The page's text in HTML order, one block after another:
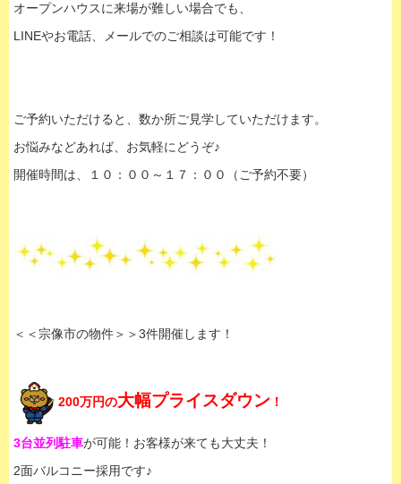
オープンハウスに来場が難しい場合でも、
LINEやお電話、メールでのご相談は可能です！
ご予約いただけると、数か所ご見学していただけます。
お悩みなどあれば、お気軽にどうぞ♪
開催時間は、１０：００～１７：００（ご予約不要）
＜＜宗像市の物件＞＞3件開催します！
200万円の大幅プライスダウン ！
3台並列駐車が可能！お客様が来ても大丈夫！
2面バルコニー採用です♪